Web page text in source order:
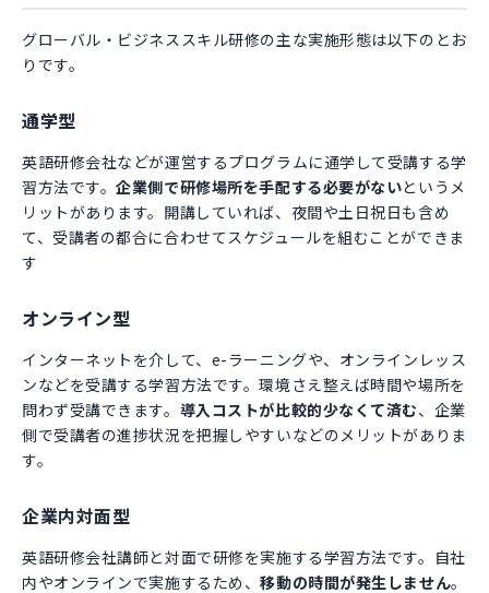
グローバル・ビジネススキル研修の主な実施形態は以下のとお
りです。
通学型
英語研修会社などが運営するプログラムに通学して受講する学
習方法です。企業側で研修場所を手配する必要がないというメ
リットがあります。開講していれば、夜間や土日祝日も含め
て、受講者の都合に合わせてスケジュールを組むことができま
す
オンライン型
インターネットを介して、e-ラーニングや、オンラインレッス
ンなどを受講する学習方法です。環境さえ整えば時間や場所を
問わず受講できます。 導入コストが比較的少なくて済む、企業
側で受講者の進捗状況を把握しやすいなどのメリットがありま
す。
企業内対面型
英語研修会社講師と対面で研修を実施する学習方法です。自社
内やオンラインで実施するため、移動の時間が発生しません。